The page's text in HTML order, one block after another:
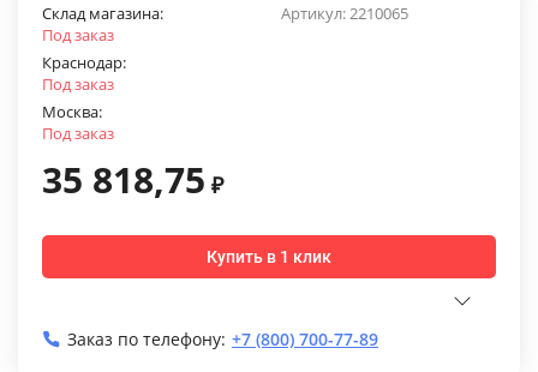
Артикул: 2210065
Склад магазина:
Под заказ
Краснодар:
Под заказ
Москва:
Под заказ
35 818,75 ₽
Купить в 1 клик
Заказ по телефону: +7 (800) 700-77-89